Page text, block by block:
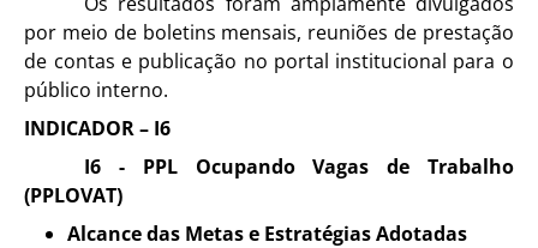
por meio de boletins mensais, reuniões de prestação
de contas e publicação no portal institucional para o
público interno.
INDICADOR – I6
I6 - PPL Ocupando Vagas de Trabalho
(PPLOVAT)
Alcance das Metas e Estratégias Adotadas